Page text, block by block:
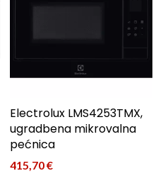
Electrolux LMS4253TMX,
ugradbena mikrovalna
pećnica
415,70€